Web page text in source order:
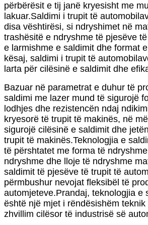
përbërësit e tij janë kryesisht me
lakuar.Saldimi i trupit të
disa vështirësi, si ndryshimet në
trashësitë e ndryshme të pjesëve
e larmishme e saldimit dhe format
kësaj, saldimi i trupit të
larta për cilësinë e saldimit dhe
Bazuar në parametrat e duhur të
saldimi me lazer mund të sigurojë
lodhjes dhe rezistencën ndaj
kryesorë të trupit të makinës, në
sigurojë cilësinë e saldimit dhe
trupit të makinës.Teknologjia e
të përshtatet me forma të
ndryshme dhe lloje të ndryshme
saldimit të pjesëve të trupit të
përmbushur nevojat fleksibël të
automjeteve.Prandaj, teknologjia e
është një mjet i rëndësishëm
zhvillim cilësor të industrisë së